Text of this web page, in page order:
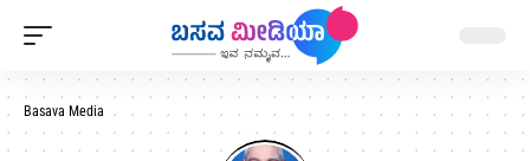
Basava Media